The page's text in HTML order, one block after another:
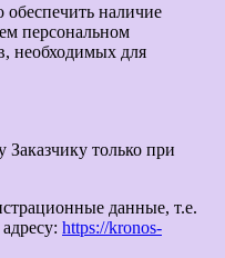
обеспечить наличие
персональном
необходимых для
Заказчику только при
данные, т.е.
https://kronos-